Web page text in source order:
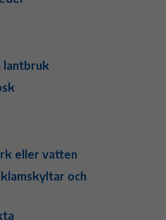
lantbruk
eller vatten
och